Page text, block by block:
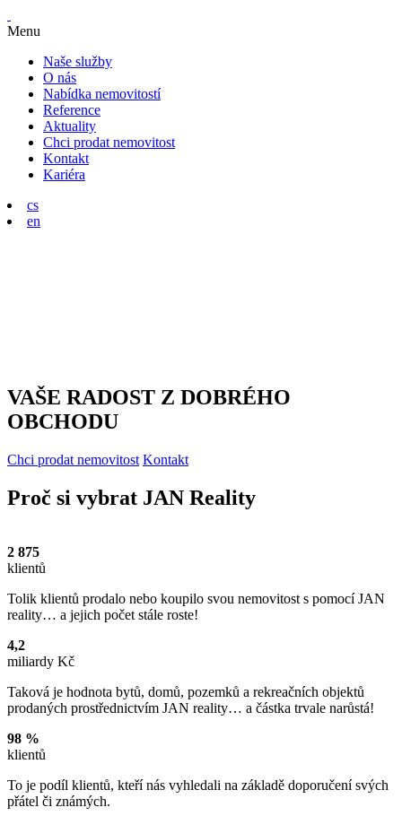
Menu
Naše služby
O nás
Nabídka nemovitostí
Reference
Aktuality
Chci prodat nemovitost
Kontakt
Kariéra
cs
en
VAŠE RADOST Z DOBRÉHO
OBCHODU
Chci prodat nemovitost Kontakt
Proč si vybrat JAN Reality
2 875
klientů
Tolik klientů prodalo nebo koupilo svou nemovitost s pomocí JAN
reality… a jejich počet stále roste!
4,2
miliardy Kč
Taková je hodnota bytů, domů, pozemků a rekreačních objektů
prodaných prostřednictvím JAN reality… a částka trvale narůstá!
98 %
klientů
To je podíl klientů, kteří nás vyhledali na základě doporučení svých
přátel či známých.